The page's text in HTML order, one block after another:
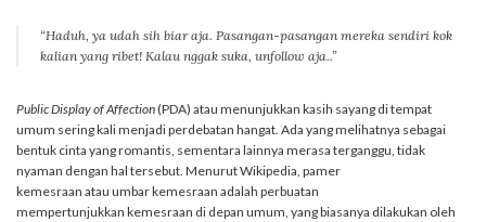
“Haduh, ya udah sih biar aja. Pasangan-pasangan mereka sendiri kok
kalian yang ribet! Kalau nggak suka, unfollow aja..”
Public Display of Affection(PDA) atau menunjukkan kasih sayang di tempat
umum sering kali menjadi perdebatan hangat. Ada yang melihatnya sebagai
bentuk cinta yang romantis, sementara lainnya merasa terganggu, tidak
nyaman dengan hal tersebut. Menurut Wikipedia, pamer
kemesraan atau umbar kemesraan adalah perbuatan
mempertunjukkan kemesraan di depan umum, yang biasanya dilakukan oleh